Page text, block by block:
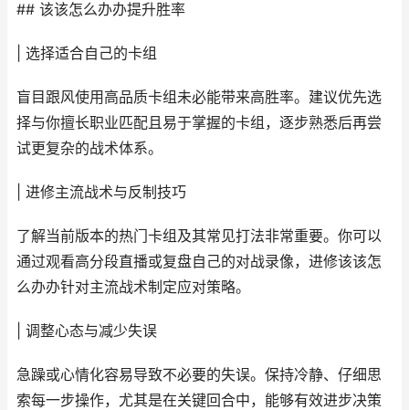
## 该该怎么办办提升胜率
| 选择适合自己的卡组
盲目跟风使用高品质卡组未必能带来高胜率。建议优先选
择与你擅长职业匹配且易于掌握的卡组，逐步熟悉后再尝
试更复杂的战术体系。
| 进修主流战术与反制技巧
了解当前版本的热门卡组及其常见打法非常重要。你可以
通过观看高分段直播或复盘自己的对战录像，进修该该怎
么办办针对主流战术制定应对策略。
| 调整心态与减少失误
急躁或心情化容易导致不必要的失误。保持冷静、仔细思
索每一步操作，尤其是在关键回合中，能够有效进步决策